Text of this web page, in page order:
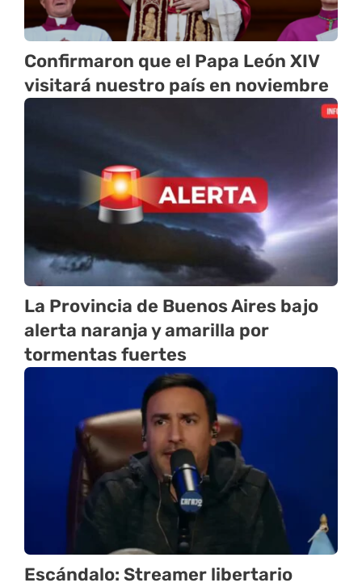
Confirmaron que el Papa León XIV
visitará nuestro país en noviembre
La Provincia de Buenos Aires bajo
alerta naranja y amarilla por
tormentas fuertes
Escándalo: Streamer libertario